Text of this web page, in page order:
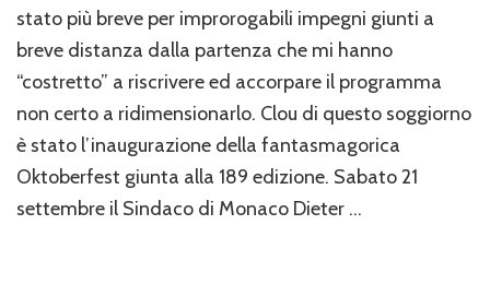
76!
stato più breve per improrogabili impegni giunti a
breve distanza dalla partenza che mi hanno
“costretto” a riscrivere ed accorpare il programma
non certo a ridimensionarlo. Clou di questo soggiorno
è stato l’inaugurazione della fantasmagorica
Oktoberfest giunta alla 189 edizione. Sabato 21
settembre il Sindaco di Monaco Dieter …